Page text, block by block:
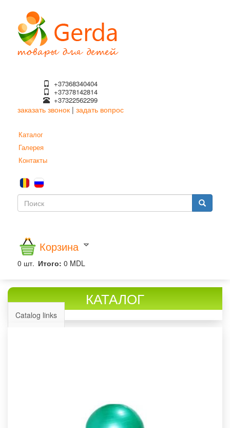
основному
содержанию
+37368340404
+37378142814
+37322562299
заказать звонок | задать вопрос
Каталог
Галерея
Контакты
Форма
Корзина
0 шт. Итого: 0 MDL
КАТАЛОГ
Catalog links